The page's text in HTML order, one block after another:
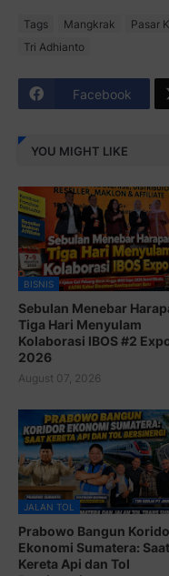
Tags Mangkrak Pasar
Tri Adhianto
Facebook
YOU MIGHT LIKE
BISNIS
Sebulan Menebar
Tiga Hari Menyulam
Kolaborasi IBOS #2
2026
August 07, 2026
JALAN TOL
Prabowo Bangun
Ekonomi Sumatera: Saat
Kereta Api dan Tol